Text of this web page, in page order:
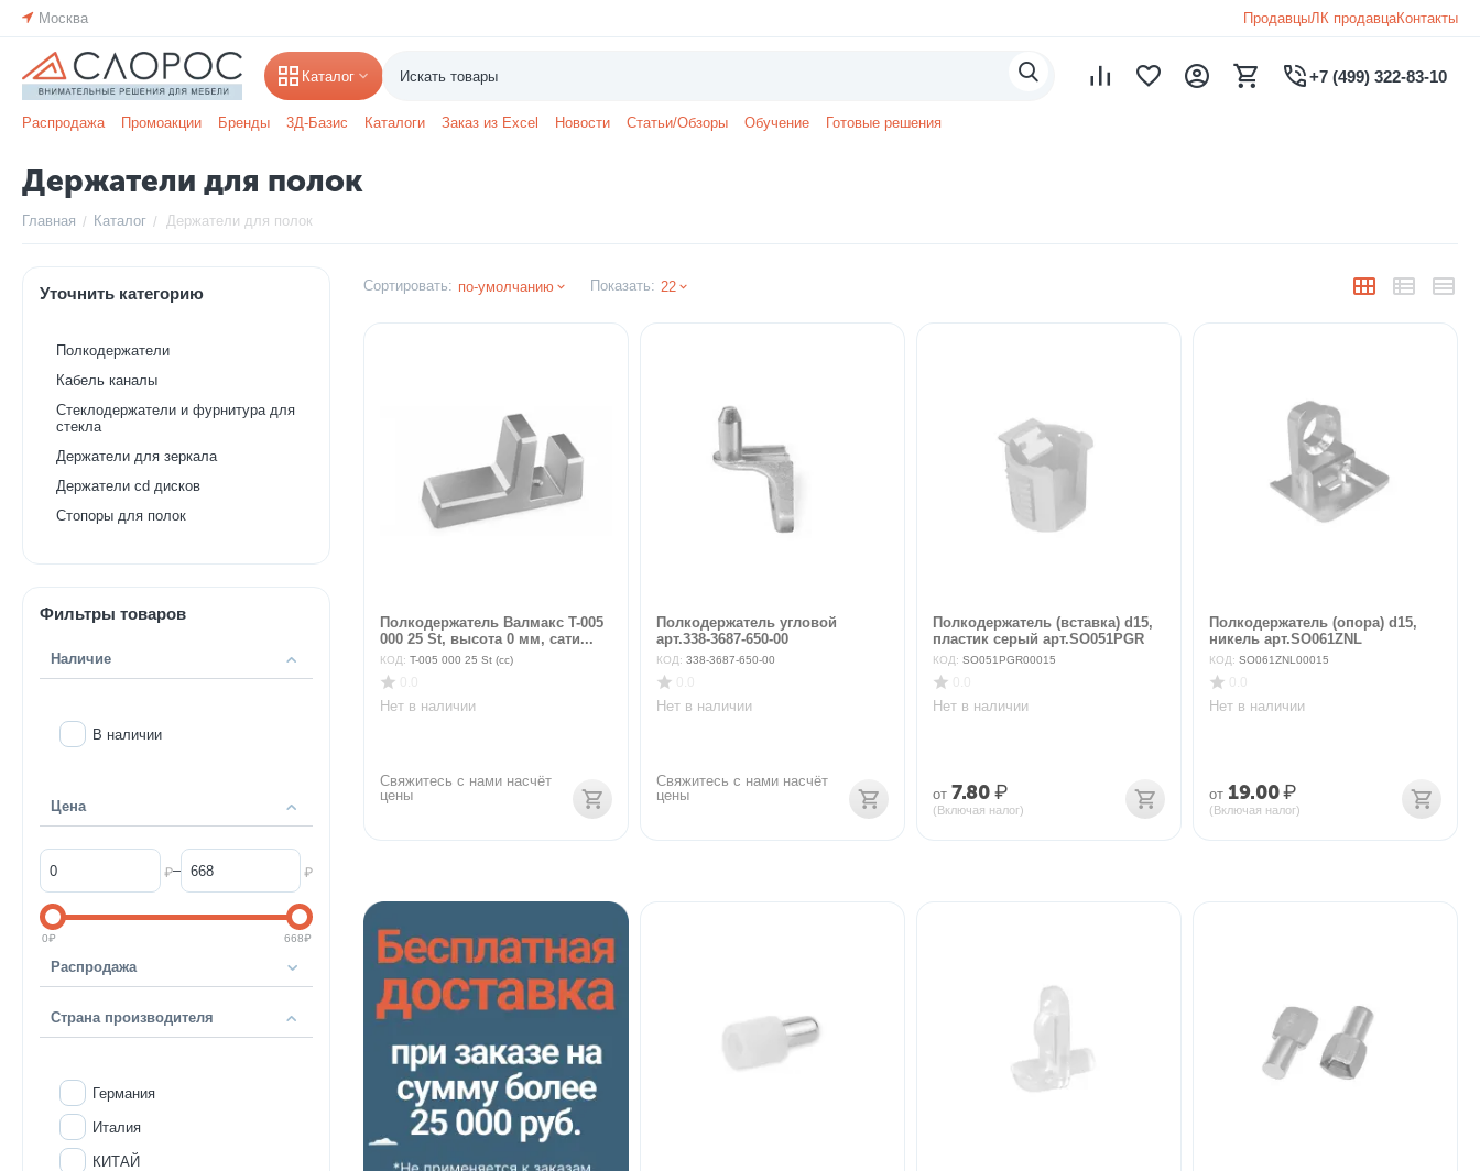
Москва ПродавцыЛК продавцаКонтакты
Каталог +7 (499) 322-83-10
Распродажа Промоакции Бренды 3Д-Базис Каталоги Заказ из Excel Новости Статьи/Обзоры Обучение Готовые решения
Держатели для полок
Главная / Каталог / Держатели для полок
Сортировать: по-умолчанию Показать: 22
Полкодержатель Валмакс T-005
000 25 St, высота 0 мм, сати...
КОД: T-005 000 25 St (сс)
Нет в наличии
Свяжитесь с нами насчёт
цены
Полкодержатель угловой
арт.338-3687-650-00
КОД: 338-3687-650-00
Нет в наличии
Свяжитесь с нами насчёт
цены
Полкодержатель (вставка) d15,
пластик серый арт.SO051PGR
КОД: SO051PGR00015
Нет в наличии
от 7.80 ₽
(Включая налог)
Полкодержатель (опора) d15,
никель арт.SO061ZNL
КОД: SO061ZNL00015
Нет в наличии
от 19.00₽
(Включая налог)
Уточнить категорию
Полкодержатели
Кабель каналы
Стеклодержатели и фурнитура для
стекла
Держатели для зеркала
Держатели cd дисков
Стопоры для полок
Фильтры товаров
Наличие
В наличии
Цена
₽– ₽
0₽ 668₽
Распродажа
Страна производителя
Германия
Италия
КИТАЙ